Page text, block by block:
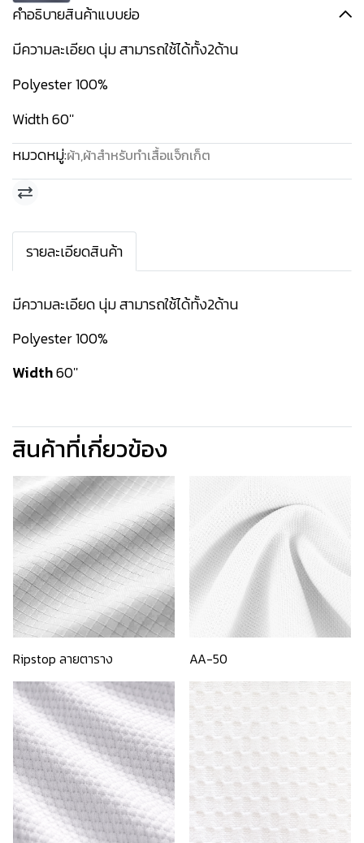
คำอธิบายสินค้าแบบย่อ
มีความละเอียด นุ่ม สามารถใช้ได้ทั้ง2ด้าน
Polyester 100%
Width 60''
หมวดหมู่:ผ้า,ผ้าสำหรับทำเสื้อแจ็กเก็ต
รายละเอียดสินค้า
มีความละเอียด นุ่ม สามารถใช้ได้ทั้ง2ด้าน
Polyester 100%
Width60''
สินค้าที่เกี่ยวข้อง
Ripstop ลายตาราง AA-50